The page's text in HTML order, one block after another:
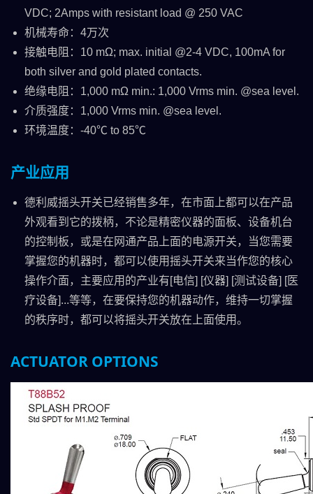
VDC; 2Amps with resistant load @ 250 VAC
机械寿命：4万次
接触电阻：10 mΩ; max. initial @2-4 VDC, 100mA for
both silver and gold plated contacts.
绝缘电阻：1,000 mΩ min.: 1,000 Vrms min. @sea level.
介质强度：1,000 Vrms min. @sea level.
环境温度：-40℃ to 85℃
产业应用
德利威摇头开关已经销售多年，在市面上都可以在产品
外观看到它的拨柄，不论是精密仪器的面板、设备机台
的控制板，或是在网通产品上面的电源开关，当您需要
掌握您的机器时，都可以使用摇头开关来当作您的核心
操作介面，主要应用的产业有[电信] [仪器] [测试设备] [医
疗设备]...等等，在要保持您的机器动作，维持一切掌握
的秩序时，都可以将摇头开关放在上面使用。
ACTUATOR OPTIONS